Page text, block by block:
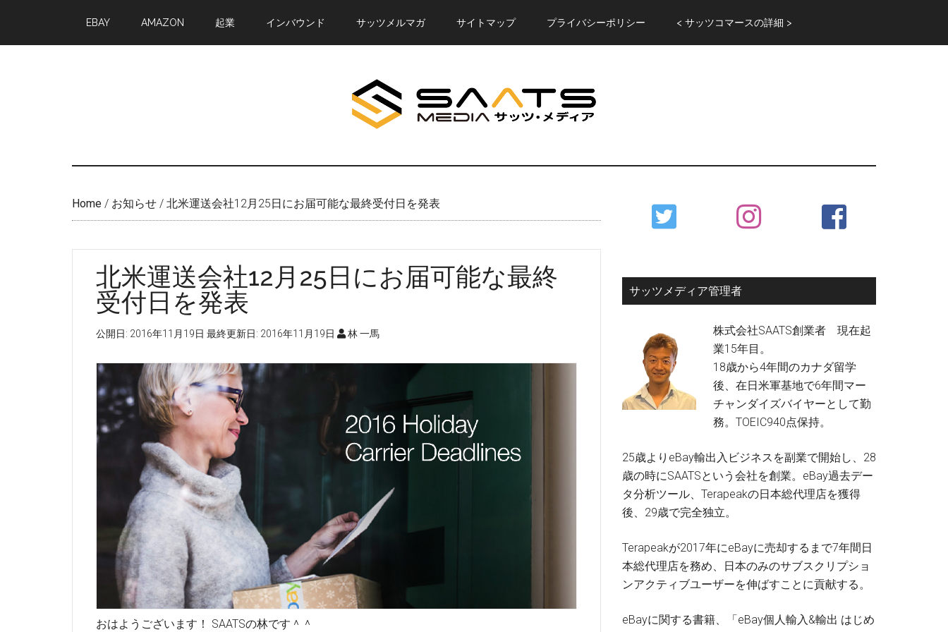
main
primary
EBAY AMAZON 起業 インバウンド サッツメルマガ サイトマップ プライバシーポリシー < サッツコマースの詳細 >
Home / お知らせ / 北米運送会社12月25日にお届可能な最終受付日を発表
北米運送会社12月25日にお届可能な最終
受付日を発表
公開日: 2016年11月19日 最終更新日: 2016年11月19日 林 一馬
おはようございます！ SAATSの林です＾＾
Primary
Sidebar
サッツメディア管理者
株式会社SAATS創業者 現在起
業15年目。
18歳から4年間のカナダ留学
後、在日米軍基地で6年間マー
チャンダイズバイヤーとして勤
務。TOEIC940点保持。
25歳よりeBay輸出入ビジネスを副業で開始し、28
歳の時にSAATSという会社を創業。eBay過去デー
タ分析ツール、Terapeakの日本総代理店を獲得
後、29歳で完全独立。
Terapeakが2017年にeBayに売却するまで7年間日
本総代理店を務め、日本のみのサブスクリプショ
ンアクティブユーザーを伸ばすことに貢献する。
eBayに関する書籍、「eBay個人輸入&輸出 はじめ